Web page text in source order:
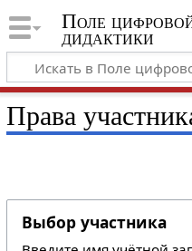
Поле
дидактики
Права
Выбор участника